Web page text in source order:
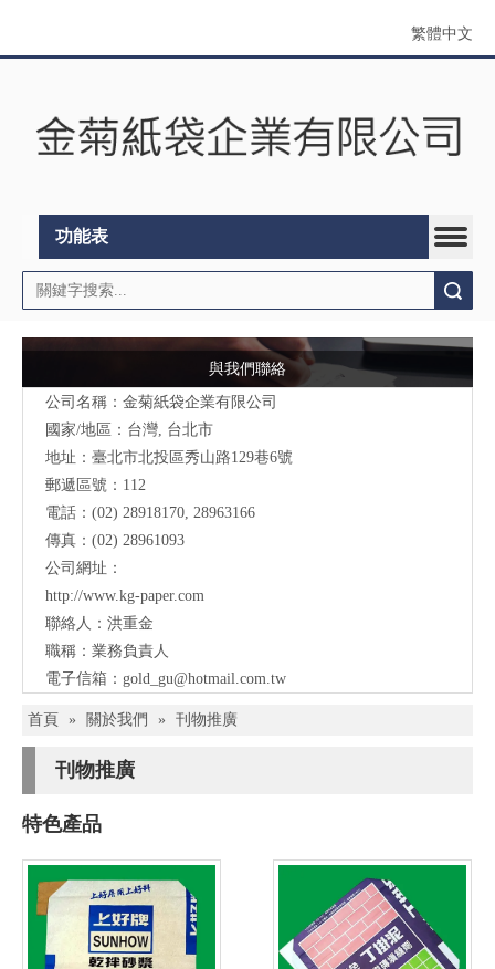
繁體中文
功能表
與我們聯絡
公司名稱：金菊紙袋企業有限公司
國家/地區：台灣, 台北市
地址：臺北市北投區秀山路129巷6號
郵遞區號：112
電話：(02) 28918170, 28963166
傳真：(02) 28961093
公司網址：
http://www.kg-paper.com
聯絡人：洪重金
職稱：業務負責人
電子信箱： gold_gu@hotmail.com.tw
首頁 » 關於我們 » 刊物推廣
刊物推廣
特色產品